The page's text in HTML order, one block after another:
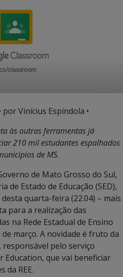
por Vinícius Espíndola •
às outras ferramentas já
210 mil estudantes espalhados
de MS.
de Mato Grosso do Sul,
de Estado de Educação (SED),
quarta-feira (22.04) – mais
para a realização das
na Rede Estadual de Ensino
de março. A novidade é fruto da
responsável pelo serviço
Education, que vai beneficiar
da REE.